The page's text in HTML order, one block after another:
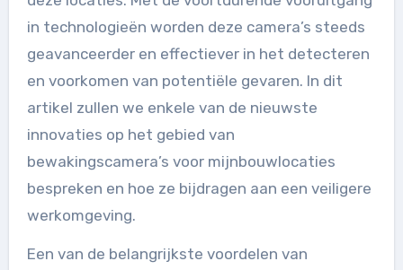
in technologieën worden deze camera’s steeds
geavanceerder en effectiever in het detecteren
en voorkomen van potentiële gevaren. In dit
artikel zullen we enkele van de nieuwste
innovaties op het gebied van
bewakingscamera’s voor mijnbouwlocaties
bespreken en hoe ze bijdragen aan een veiligere
werkomgeving.
Een van de belangrijkste voordelen van